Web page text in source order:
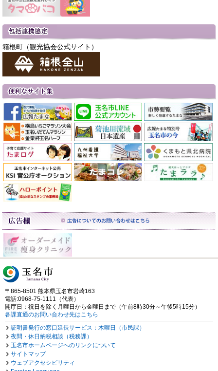
箱根町（観光協会公式サイト）
〒865-8501 熊本県玉名市岩崎163
電話:0968-75-1111（代表）
開庁日：祝日を除く月曜日から金曜日まで（午前8時30分～午後5時15分）
各課直通のお問い合わせ先はこちら
証明書発行の窓口延長サービス：木曜日（市民課）
夜間・休日納税相談（税務課）
玉名市ホームページへのリンクについて
サイトマップ
ウェブアクセシビリティ